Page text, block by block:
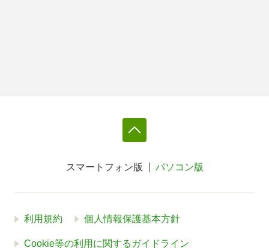
スマートフォン版 パソコン版
利用規約 個人情報保護基本方針
Cookie等の利用に関するガイドライン